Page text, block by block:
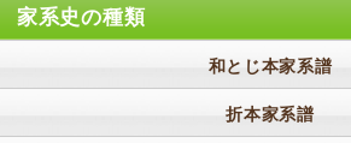
家系史の種類
和とじ本家系譜
折本家系譜